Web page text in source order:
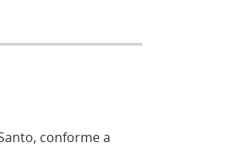
conforme a